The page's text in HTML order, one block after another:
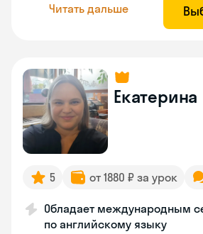
Читать дальше
Екатерина
5 от 1880 ₽ за урок
Обладает международным
по английскому языку